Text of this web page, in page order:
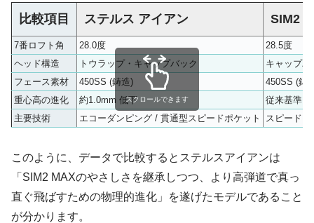
比較項目 ステルス アイアン SIM2
7番ロフト角 28.0度
28.5度
ヘッド構造
トウラップ・キャップバック
キャップ
フェース素材
450SS (鋳造)
450SS (鋳
重心高の進化
約1.0mm 低下
従来基準
主要技術
エコーダンピング / 貫通型スピードポケット スピード
スクロールできます
このように、データで比較するとステルスアイアンは
「SIM2 MAXのやさしさを継承しつつ、より高弾道で真っ
直ぐ飛ばすための物理的進化」を遂げたモデルであること
が分かります。